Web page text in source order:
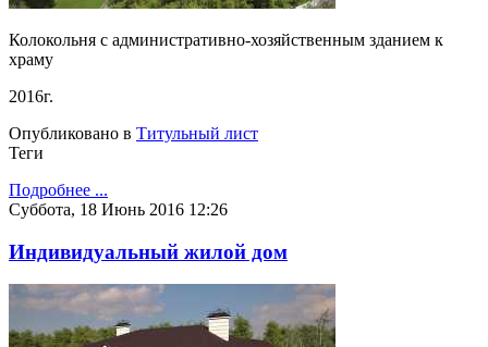
Колокольня с административно-хозяйственным зданием к
храму
2016г.
Опубликовано в Титульный лист
Теги
Подробнее ...
Суббота, 18 Июнь 2016 12:26
Индивидуальный жилой дом